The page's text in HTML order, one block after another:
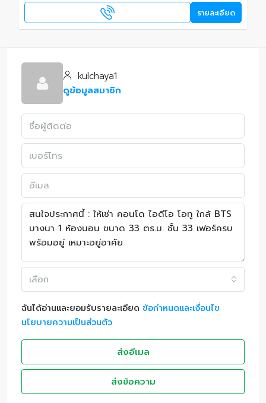
รายละเอียด
kulchaya1
ดูข้อมูลสมาชิก
เลือก
ฉันได้อ่านและยอมรับรายละเอียด ข้อกำหนดและเงื่อนไข
นโยบายความเป็นส่วนตัว
ส่งอีเมล
ส่งข้อความ